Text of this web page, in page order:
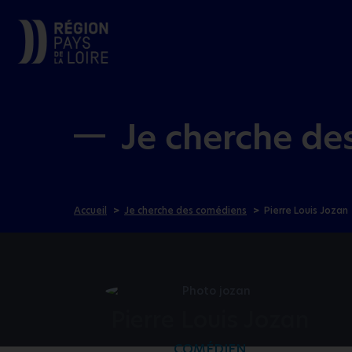
Je cherche
Accueil Je cherche des comédiens Pierre Louis Jozan